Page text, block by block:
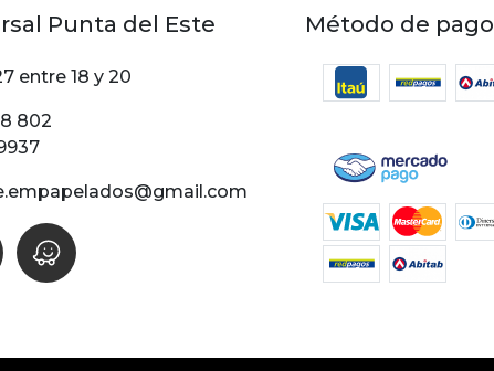
Punta del Este
entre 18 y 20
802
Método de pago